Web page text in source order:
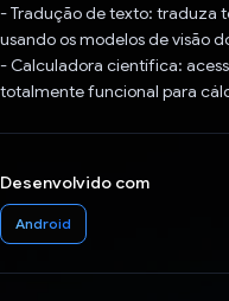
- Tradução de texto: traduza
usando os modelos de visão
- Calculadora científica:
totalmente funcional para
Desenvolvido com
Android